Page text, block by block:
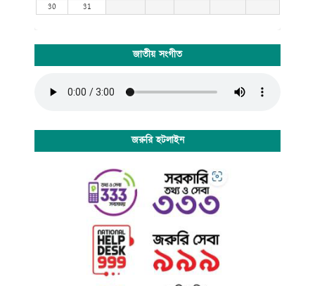
30
31
জাতীয় সংগীত
জরুরি হটলাইন